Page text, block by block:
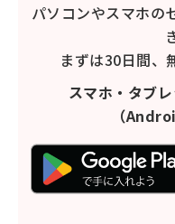
パソコンやスマホの
まずは30日間、
スマホ・タブ
（